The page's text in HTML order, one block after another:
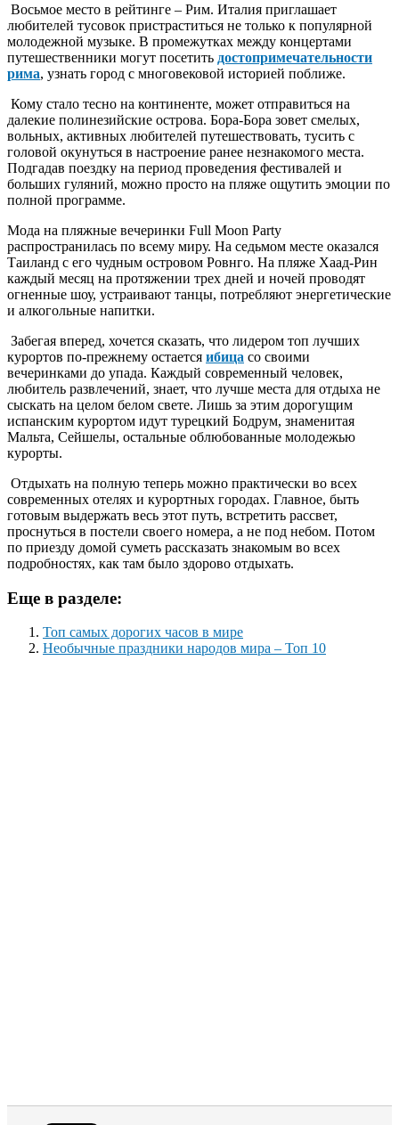
Восьмое место в рейтинге – Рим. Италия приглашает
любителей тусовок пристраститься не только к популярной
молодежной музыке. В промежутках между концертами
путешественники могут посетить достопримечательности
рима, узнать город с многовековой историей поближе.
Кому стало тесно на континенте, может отправиться на
далекие полинезийские острова. Бора-Бора зовет смелых,
вольных, активных любителей путешествовать, тусить с
головой окунуться в настроение ранее незнакомого места.
Подгадав поездку на период проведения фестивалей и
больших гуляний, можно просто на пляже ощутить эмоции по
полной программе.
Мода на пляжные вечеринки Full Moon Party
распространилась по всему миру. На седьмом месте оказался
Таиланд с его чудным островом Ровнго. На пляже Хаад-Рин
каждый месяц на протяжении трех дней и ночей проводят
огненные шоу, устраивают танцы, потребляют энергетические
и алкогольные напитки.
Забегая вперед, хочется сказать, что лидером топ лучших
курортов по-прежнему остается ибица со своими
вечеринками до упада. Каждый современный человек,
любитель развлечений, знает, что лучше места для отдыха не
сыскать на целом белом свете. Лишь за этим дорогущим
испанским курортом идут турецкий Бодрум, знаменитая
Мальта, Сейшелы, остальные облюбованные молодежью
курорты.
Отдыхать на полную теперь можно практически во всех
современных отелях и курортных городах. Главное, быть
готовым выдержать весь этот путь, встретить рассвет,
проснуться в постели своего номера, а не под небом. Потом
по приезду домой суметь рассказать знакомым во всех
подробностях, как там было здорово отдыхать.
Еще в разделе:
Топ самых дорогих часов в мире
Необычные праздники народов мира – Топ 10